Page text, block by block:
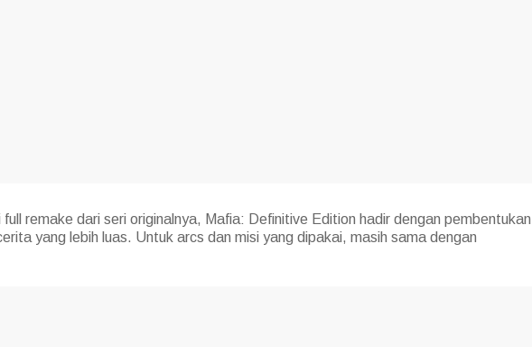
full remake dari seri originalnya, Mafia: Definitive Edition hadir dengan pembentukan
yang lebih luas. Untuk arcs dan misi yang dipakai, masih sama dengan